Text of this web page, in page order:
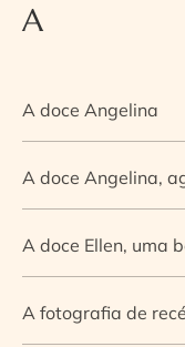
A
A doce Angelina
A doce Angelina,
A doce Ellen, uma
A fotografia de